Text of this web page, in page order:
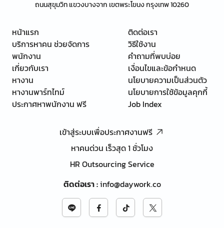
ถนนสุขุมวิท แขวงบางจาก เขตพระโขนง กรุงเทพ 10260
หน้าแรก
บริการหาคน ช่วยจัดการ
พนักงาน
เกี่ยวกับเรา
หางาน
หางานพาร์ทไทม์
ประกาศหาพนักงาน ฟรี
ติดต่อเรา
วิธีใช้งาน
คำถามที่พบบ่อย
เงื่อนไขและข้อกำหนด
นโยบายความเป็นส่วนตัว
นโยบายการใช้ข้อมูลคุกกี้
Job Index
เข้าสู่ระบบเพื่อประกาศงานฟรี
หาคนด่วน เร็วสุด 1 ชั่วโมง
HR Outsourcing Service
ติดต่อเรา:info@daywork.co